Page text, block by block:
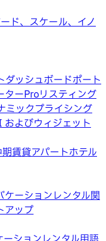
ド、スケール、イノ
ダッシュボードポート
ターProリスティング
ミックプライシング
およびウィジェット
賃貸アパートホテル
ケーションレンタル関
アップ